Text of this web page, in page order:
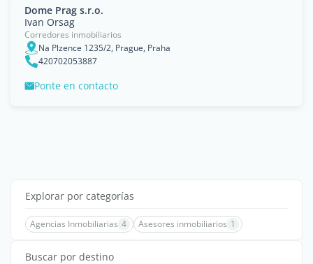
Dome Prag s.r.o.
Ivan Orsag
Corredores inmobiliarios
Na Plzence 1235/2, Prague, Praha
420702053887
Ponte en contacto
Explorar por categorías
Agencias Inmobiliarias 4 Asesores inmobiliarios 1
Buscar por destino